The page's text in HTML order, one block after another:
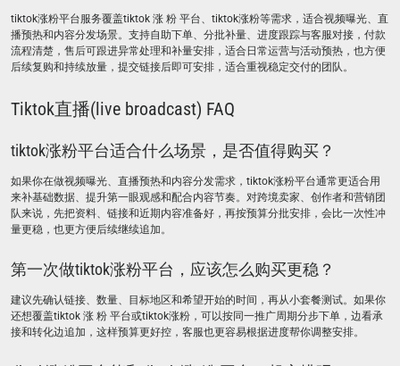
tiktok涨粉平台服务覆盖tiktok 涨 粉 平台、tiktok涨粉等需求，适合视频曝光、直
播预热和内容分发场景。支持自助下单、分批补量、进度跟踪与客服对接，付款
流程清楚，售后可跟进异常处理和补量安排，适合日常运营与活动预热，也方便
后续复购和持续放量，提交链接后即可安排，适合重视稳定交付的团队。
Tiktok直播(live broadcast) FAQ
tiktok涨粉平台适合什么场景，是否值得购买？
如果你在做视频曝光、直播预热和内容分发需求，tiktok涨粉平台通常更适合用
来补基础数据、提升第一眼观感和配合内容节奏。对跨境卖家、创作者和营销团
队来说，先把资料、链接和近期内容准备好，再按预算分批安排，会比一次性冲
量更稳，也更方便后续继续追加。
第一次做tiktok涨粉平台，应该怎么购买更稳？
建议先确认链接、数量、目标地区和希望开始的时间，再从小套餐测试。如果你
还想覆盖tiktok 涨 粉 平台或tiktok涨粉，可以按同一推广周期分步下单，边看承
接和转化边追加，这样预算更好控，客服也更容易根据进度帮你调整安排。